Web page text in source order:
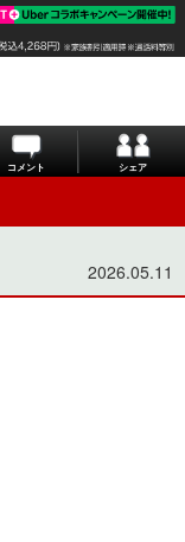
コメント シェア
2026.05.11